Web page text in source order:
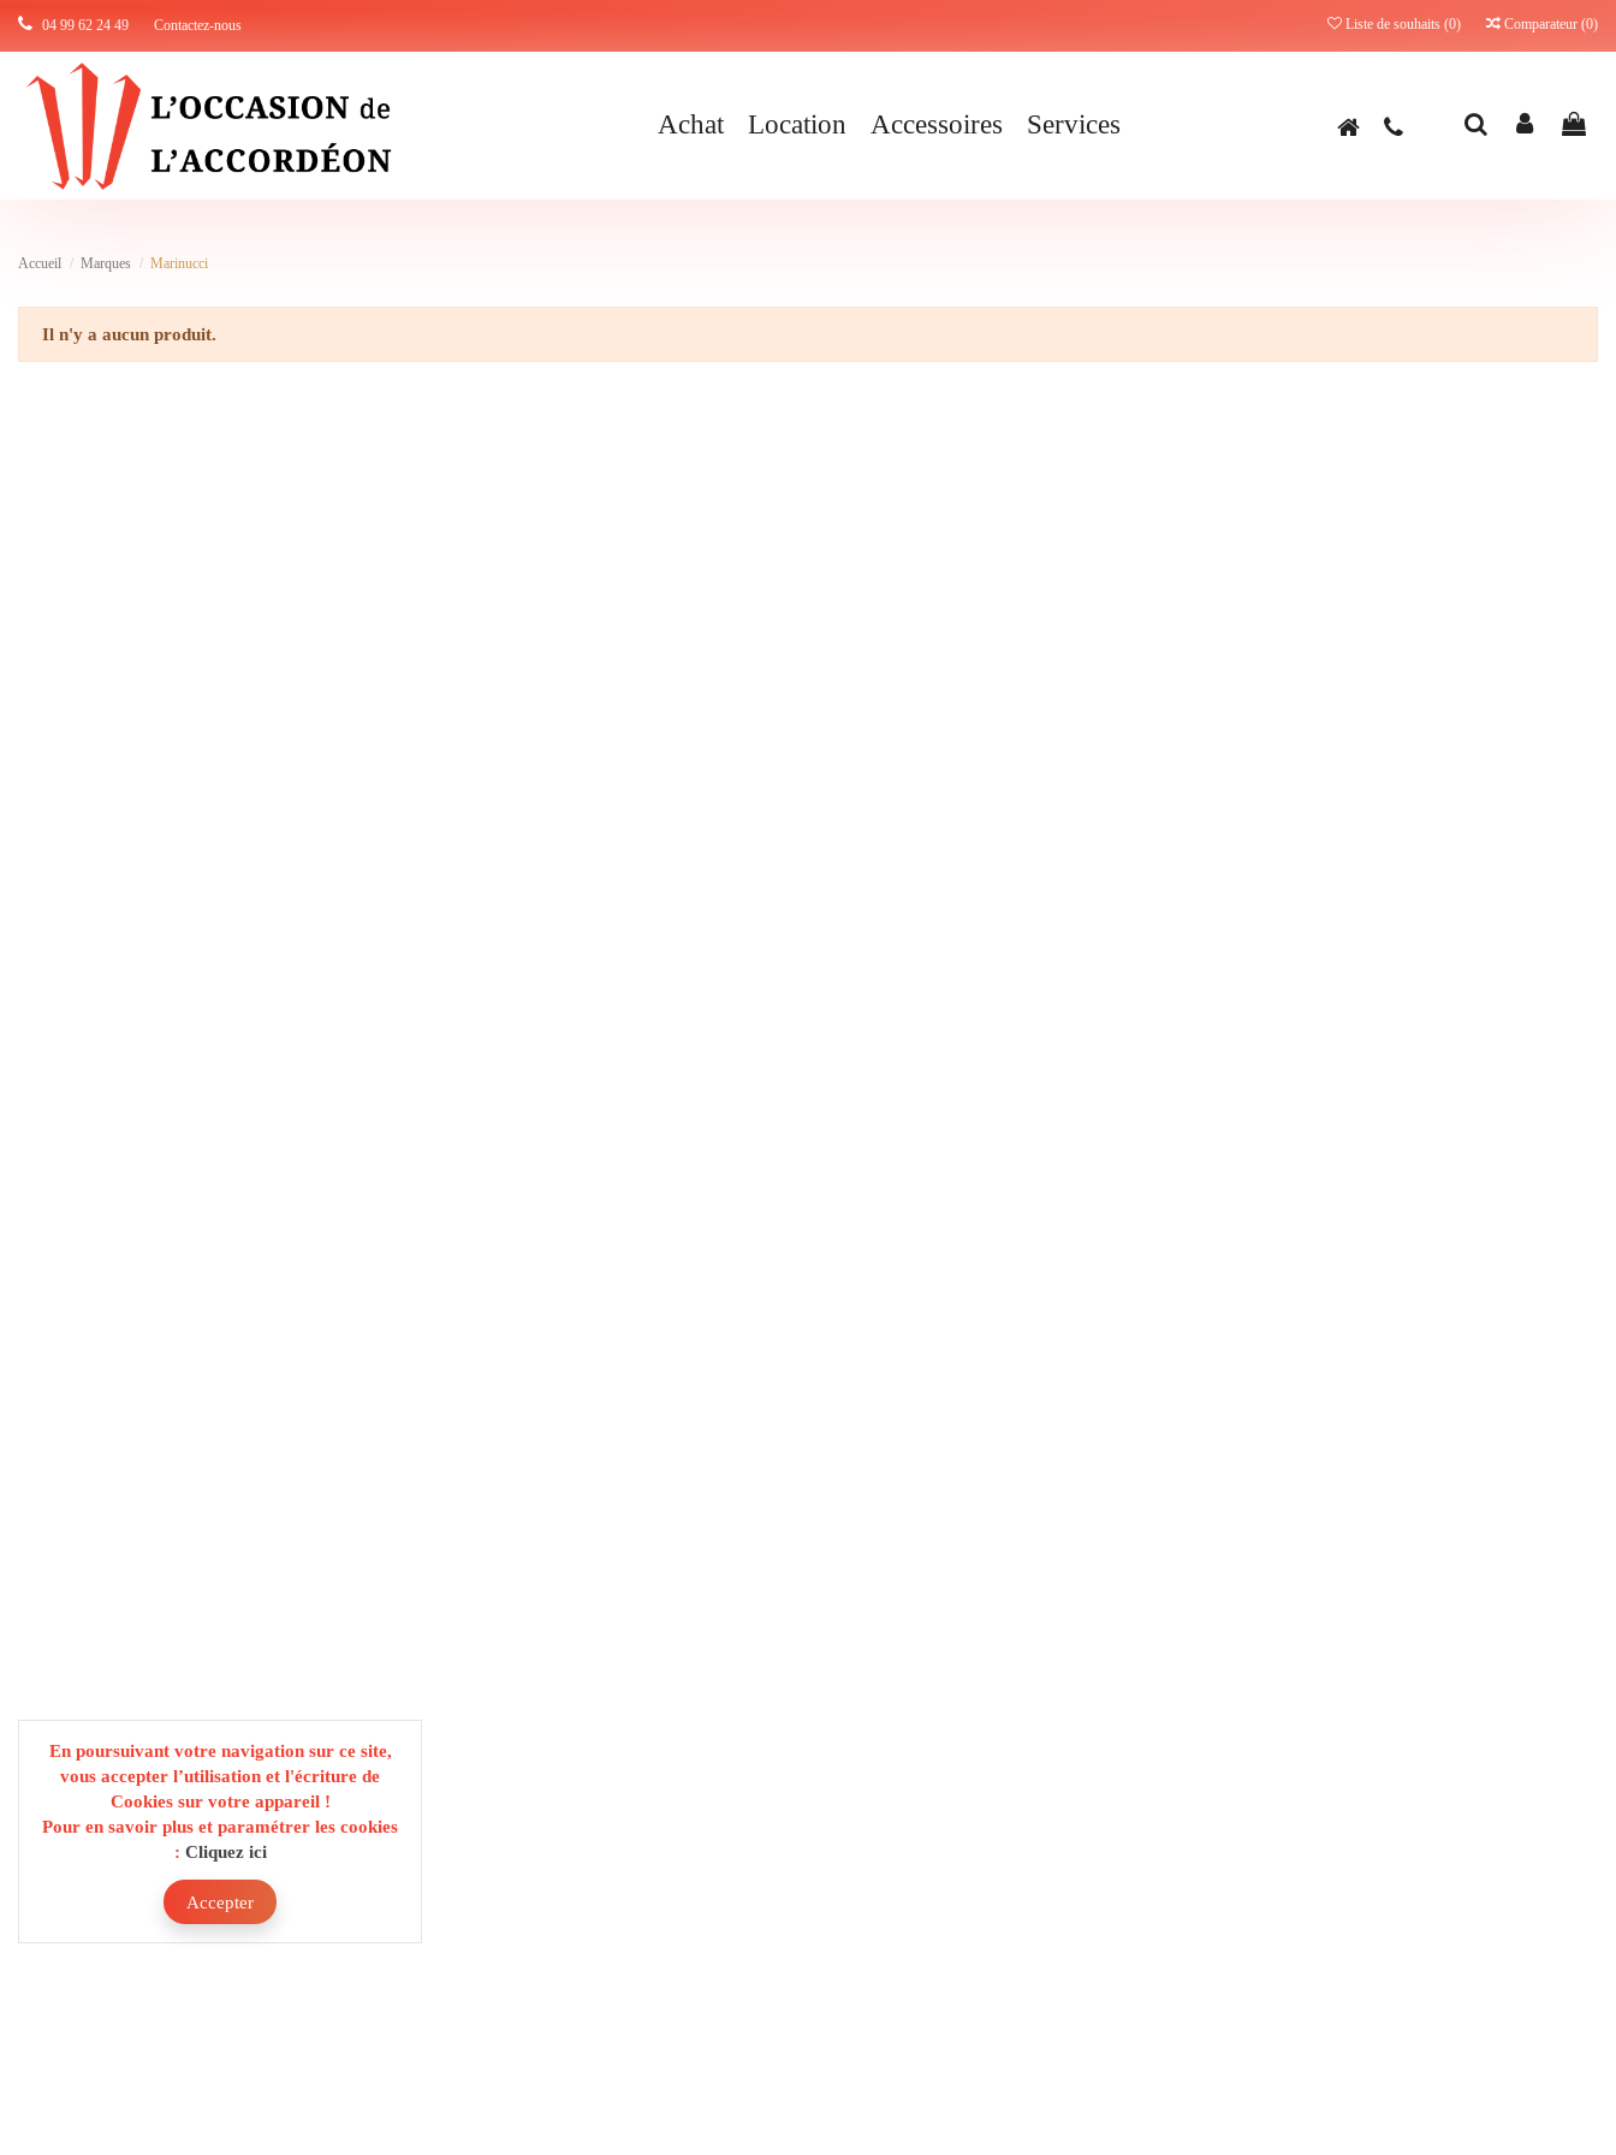
04 99 62 24 49 Contactez-nous Liste de souhaits (0) Comparateur (0)
Achat Location Accessoires Services
Accueil Marques Marinucci
Il n'y a aucun produit.
En poursuivant votre navigation sur ce site,
vous accepter l’utilisation et l'écriture de
Cookies sur votre appareil !
Pour en savoir plus et paramétrer les cookies
: Cliquez ici
Accepter